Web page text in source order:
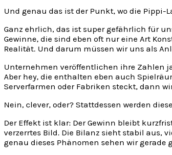
Und genau das ist der Punkt, wo die
Ganz ehrlich, das ist super gefährlich für
Gewinne, die sind eben oft nur eine Art
Realität. Und darum müssen wir uns als
Unternehmen veröffentlichen ihre Zahlen
Aber hey, die enthalten eben auch
Serverfarmen oder Fabriken steckt, dann
Nein, clever, oder? Stattdessen werden
Der Effekt ist klar: Der Gewinn bleibt
verzerrtes Bild. Die Bilanz sieht stabil aus,
genau dieses Phänomen sehen wir